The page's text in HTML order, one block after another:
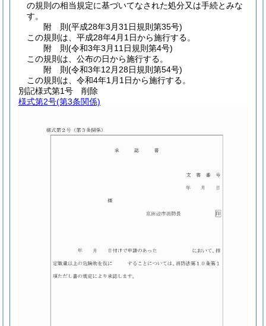
の規則の相当規定に基づいてなされた処分又は手続とみな
す。
附 則(平成28年3月31日規則第35号)
この規則は、平成28年4月1日から施行する。
附 則(令和3年3月11日規則第4号)
この規則は、公布の日から施行する。
附 則(令和3年12月28日規則第54号)
この規則は、令和4年1月1日から施行する。
別記様式第1号 削除
様式第2号(第3条関係)